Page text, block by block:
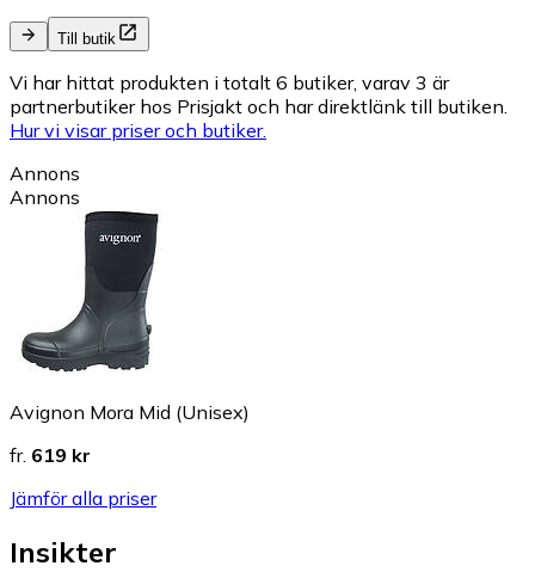
Till butik
Vi har hittat produkten i totalt 6 butiker, varav 3 är
partnerbutiker hos Prisjakt och har direktlänk till butiken.
Hur vi visar priser och butiker.
Annons
Annons
Avignon Mora Mid (Unisex)
fr. 619 kr
Jämför alla priser
Insikter